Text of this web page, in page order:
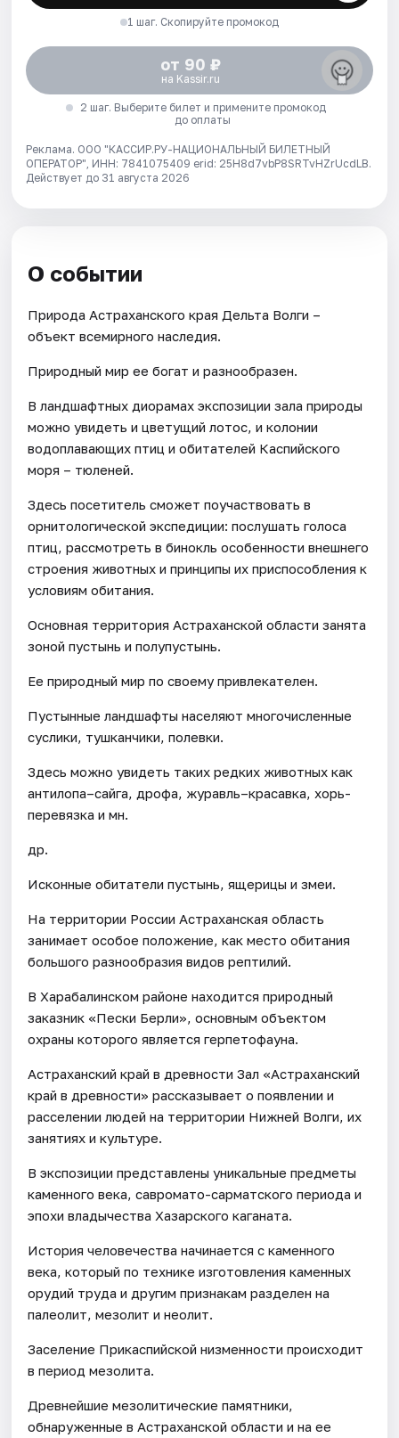
1 шаг. Скопируйте промокод
от 90 ₽
на Kassir.ru
2 шаг. Выберите билет и примените промокод
до оплаты
Реклама. ООО "КАССИР.РУ-НАЦИОНАЛЬНЫЙ БИЛЕТНЫЙ
ОПЕРАТОР", ИНН: 7841075409 erid: 25H8d7vbP8SRTvHZrUcdLB.
Действует до 31 августа 2026
О событии
Природа Астраханского края Дельта Волги –
объект всемирного наследия.
Природный мир ее богат и разнообразен.
В ландшафтных диорамах экспозиции зала природы
можно увидеть и цветущий лотос, и колонии
водоплавающих птиц и обитателей Каспийского
моря – тюленей.
Здесь посетитель сможет поучаствовать в
орнитологической экспедиции: послушать голоса
птиц, рассмотреть в бинокль особенности внешнего
строения животных и принципы их приспособления к
условиям обитания.
Основная территория Астраханской области занята
зоной пустынь и полупустынь.
Ее природный мир по своему привлекателен.
Пустынные ландшафты населяют многочисленные
суслики, тушканчики, полевки.
Здесь можно увидеть таких редких животных как
антилопа–сайга, дрофа, журавль–красавка, хорь-
перевязка и мн.
др.
Исконные обитатели пустынь, ящерицы и змеи.
На территории России Астраханская область
занимает особое положение, как место обитания
большого разнообразия видов рептилий.
В Харабалинском районе находится природный
заказник «Пески Берли», основным объектом
охраны которого является герпетофауна.
Астраханский край в древности Зал «Астраханский
край в древности» рассказывает о появлении и
расселении людей на территории Нижней Волги, их
занятиях и культуре.
В экспозиции представлены уникальные предметы
каменного века, савромато-сарматского периода и
эпохи владычества Хазарского каганата.
История человечества начинается с каменного
века, который по технике изготовления каменных
орудий труда и другим признакам разделен на
палеолит, мезолит и неолит.
Заселение Прикаспийской низменности происходит
в период мезолита.
Древнейшие мезолитические памятники,
обнаруженные в Астраханской области и на ее